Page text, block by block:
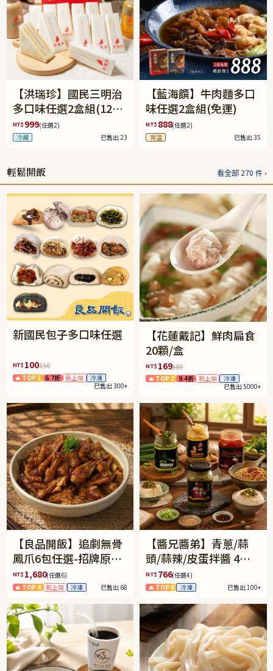
【洪瑞珍】國民三明治
多口味任選2盒組(12入/
盒)(免運)
NT$ 999(任選2)
冷藏
已售出 23
【藍海饌】牛肉麵多口
味任選2盒組(免運)
NT$ 888(任選2)
常溫
已售出 35
輕鬆開飯 看全部 270 件 ›
新國民包子多口味任選
NT$ 100150
🔥 TOP 1 6.7折 新上架
冷凍
已售出 300+
【花蓮戴記】鮮肉扁食
20顆/盒
NT$ 169180
🔥 TOP 2 9.4折 新上架
冷凍
已售出 5000+
【良品開飯】追劇無骨
鳳爪6包任選-招牌原味/
濃濃蒜香/過癮麻辣(免
運組)
NT$ 1,680(任選6)
🔥 TOP 4 新上架 冷凍 已售出 68
【醬兄醬弟】青蔥/蒜
頭/蒜辣/皮蛋拌醬 4件
任選(免運組)
NT$ 766(任選4)
🔥 TOP 6
冷凍 已售出 100+